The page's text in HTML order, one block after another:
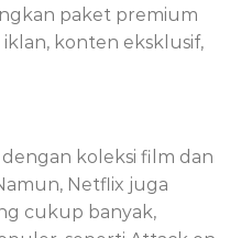
paket premium
konten eksklusif,
koleksi film dan
Netflix juga
cukup banyak,